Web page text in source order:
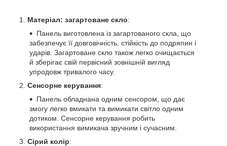
Матеріал: загартоване скло:
Панель виготовлена із загартованого скла, що
забезпечує її довговічність, стійкість до подряпин і
ударів. Загартоване скло також легко очищається
й зберігає свій первісний зовнішній вигляд
упродовж тривалого часу.
Сенсорне керування:
Панель обладнана одним сенсором, що дає
змогу легко вмикати та вимикати світло одним
дотиком. Сенсорне керування робить
використання вимикача зручним і сучасним.
Сірий колір: